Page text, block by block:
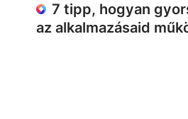
7 tipp, hogyan
az alkalmazásaid